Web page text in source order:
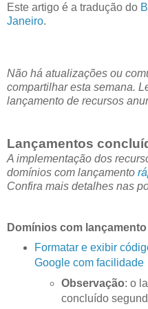
Este artigo é a tradução do
Janeiro.
Não há atualizações ou
compartilhar esta semana.
lançamento de recursos
Lançamentos
A implementação dos
domínios com lançamento
Confira mais detalhes nas
Domínios com
Formatar e exibir
Google com facilidade
Observação: o
concluído